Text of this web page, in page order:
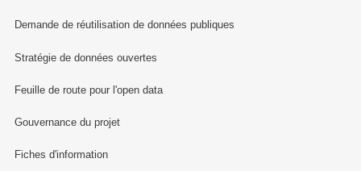
Demande de réutilisation de données publiques
Stratégie de données ouvertes
Feuille de route pour l'open data
Gouvernance du projet
Fiches d'information